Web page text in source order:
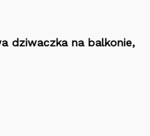
dziwaczka na balkonie,